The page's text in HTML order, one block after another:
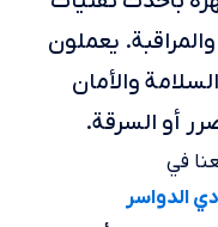
يعملون
والأمان
أو السرقة.
في
الدواسر